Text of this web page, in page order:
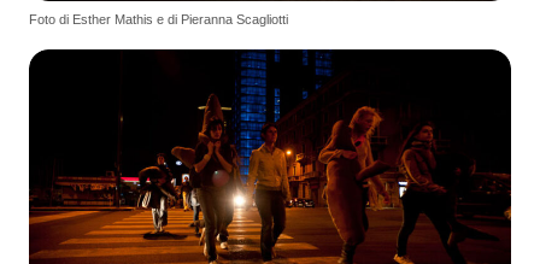
Foto di Esther Mathis e di Pieranna Scagliotti